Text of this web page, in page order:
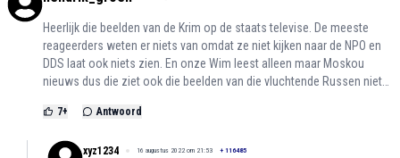
Heerlijk die beelden van de Krim op de staats televise. De meeste
reageerders weten er niets van omdat ze niet kijken naar de NPO en
DDS laat ook niets zien. En onze Wim leest alleen maar Moskou
nieuws dus die ziet ook die beelden van die vluchtende Russen niet…
7+ Antwoord
xyz1234 16 augustus 2022 om 21:53 + 116485